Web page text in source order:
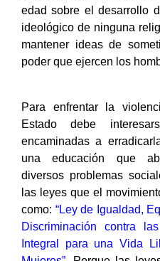
edad sobre el desarrollo
ideológico de ninguna
mantener ideas de
poder que ejercen los
Para enfrentar la
Estado debe
encaminadas a
una educación que
diversos problemas
las leyes que el
como: “Ley de Igualdad,
Discriminación contra las
Integral para una Vida